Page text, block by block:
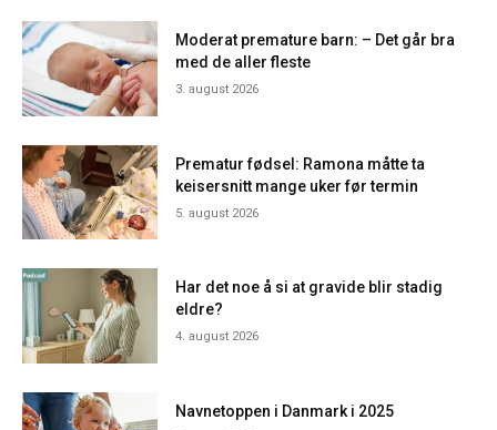
Moderat premature barn: – Det går bra
med de aller fleste
3. august 2026
Prematur fødsel: Ramona måtte ta
keisersnitt mange uker før termin
5. august 2026
Har det noe å si at gravide blir stadig
eldre?
4. august 2026
Navnetoppen i Danmark i 2025